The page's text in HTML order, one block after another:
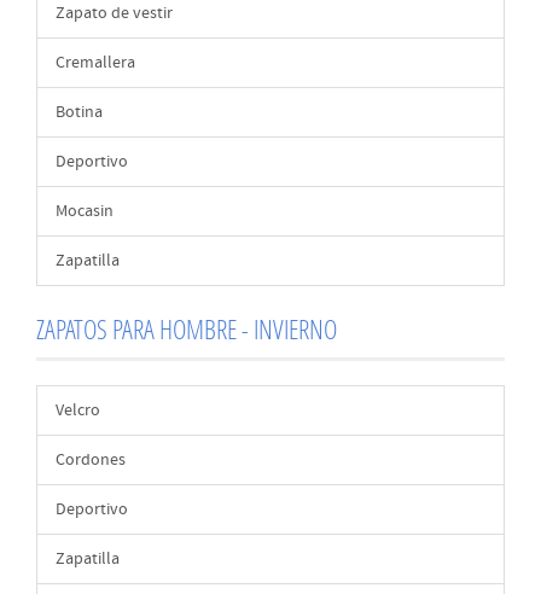
Zapato de vestir
Cremallera
Botina
Deportivo
Mocasin
Zapatilla
ZAPATOS PARA HOMBRE - INVIERNO
Velcro
Cordones
Deportivo
Zapatilla